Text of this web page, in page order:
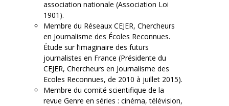
association nationale (Association Loi
1901).
Membre du Réseaux CEJER, Chercheurs
en Journalisme des Écoles Reconnues.
Étude sur l’imaginaire des futurs
journalistes en France (Présidente du
CEJER, Chercheurs en Journalisme des
Ecoles Reconnues, de 2010 à juillet 2015).
Membre du comité scientifique de la
revue Genre en séries : cinéma, télévision,